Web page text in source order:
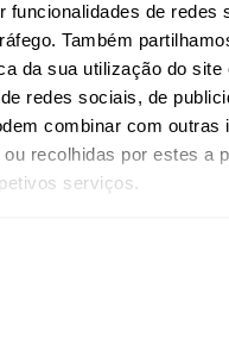
funcionalidades de redes
Também
da sua utilização do site
redes sociais, de
combinar com outras
recolhidas por estes a
serviços.